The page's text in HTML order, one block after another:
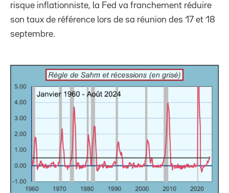
risque inflationniste, la Fed va franchement réduire
son taux de référence lors de sa réunion des 17 et 18
septembre.